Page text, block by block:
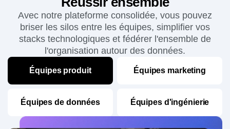
Avec notre plateforme consolidée, vous pouvez
briser les silos entre les équipes, simplifier vos
stacks technologiques et fédérer l'ensemble de
l'organisation autour des données.
Équipes produit Équipes marketing
Équipes de données Équipes d'ingénierie